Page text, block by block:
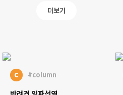
더보기
c #column